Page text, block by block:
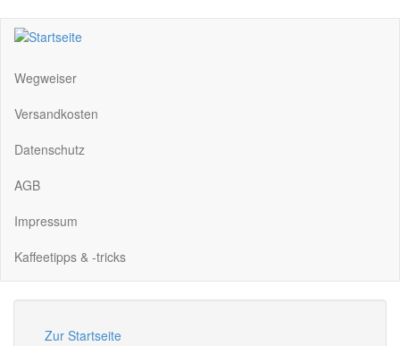
Skip
content
Wegweiser
Versandkosten
Datenschutz
AGB
Impressum
Kaffeetipps & -tricks
Zur Startseite